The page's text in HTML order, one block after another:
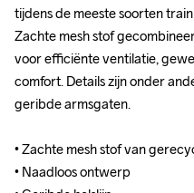
tijdens de meeste soorten
Zachte mesh stof
voor efficiënte ventilatie,
comfort. Details zijn onder
geribde armsgaten.
• Zachte mesh stof van
• Naadloos ontwerp
tijdens de meeste soorten
Zachte mesh stof
voor efficiënte ventilatie,
comfort. Details zijn onder
geribde armsgaten.
• Zachte mesh stof van
• Naadloos ontwerp